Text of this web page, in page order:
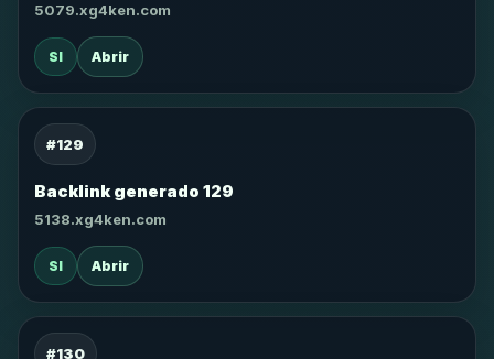
5079.xg4ken.com
SI Abrir
#129
Backlink generado 129
5138.xg4ken.com
SI Abrir
#130